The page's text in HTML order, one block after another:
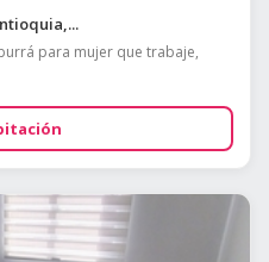
para mujer que trabaje,